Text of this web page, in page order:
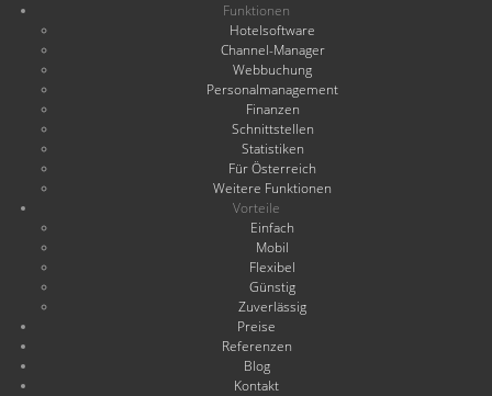
Funktionen
Hotelsoftware
Channel-Manager
Webbuchung
Personalmanagement
Finanzen
Schnittstellen
Statistiken
Für Österreich
Weitere Funktionen
Vorteile
Einfach
Mobil
Flexibel
Günstig
Zuverlässig
Preise
Referenzen
Blog
Kontakt